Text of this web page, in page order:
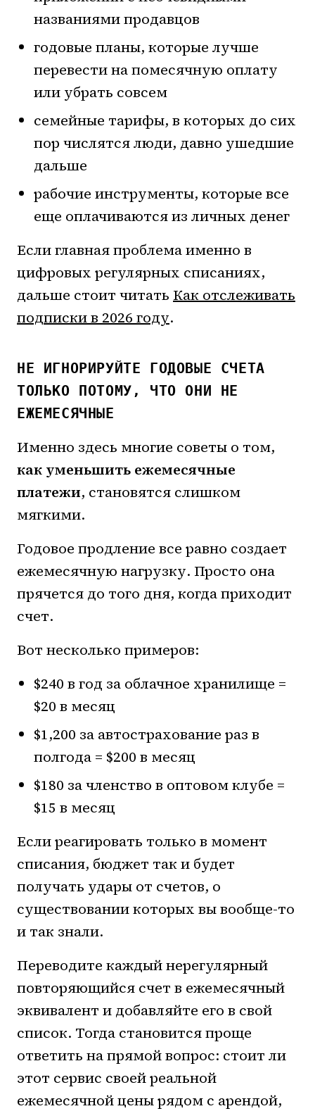
названиями продавцов
годовые планы, которые лучше
перевести на помесячную оплату
или убрать совсем
семейные тарифы, в которых до сих
пор числятся люди, давно ушедшие
дальше
рабочие инструменты, которые все
еще оплачиваются из личных денег
Если главная проблема именно в
цифровых регулярных списаниях,
дальше стоит читать Как отслеживать
подписки в 2026 году.
НЕ ИГНОРИРУЙТЕ ГОДОВЫЕ СЧЕТА
ТОЛЬКО ПОТОМУ, ЧТО ОНИ НЕ
ЕЖЕМЕСЯЧНЫЕ
Именно здесь многие советы о том,
как уменьшить ежемесячные
платежи, становятся слишком
мягкими.
Годовое продление все равно создает
ежемесячную нагрузку. Просто она
прячется до того дня, когда приходит
счет.
Вот несколько примеров:
$240 в год за облачное хранилище =
$20 в месяц
$1,200 за автострахование раз в
полгода = $200 в месяц
$180 за членство в оптовом клубе =
$15 в месяц
Если реагировать только в момент
списания, бюджет так и будет
получать удары от счетов, о
существовании которых вы вообще-то
и так знали.
Переводите каждый нерегулярный
повторяющийся счет в ежемесячный
эквивалент и добавляйте его в свой
список. Тогда становится проще
ответить на прямой вопрос: стоит ли
этот сервис своей реальной
ежемесячной цены рядом с арендой,